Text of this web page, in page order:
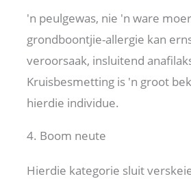
'n peulgewas, nie 'n ware
grondboontjie-allergie kan
veroorsaak, insluitend
Kruisbesmetting is 'n groot
hierdie individue.
4. Boom neute
Hierdie kategorie sluit